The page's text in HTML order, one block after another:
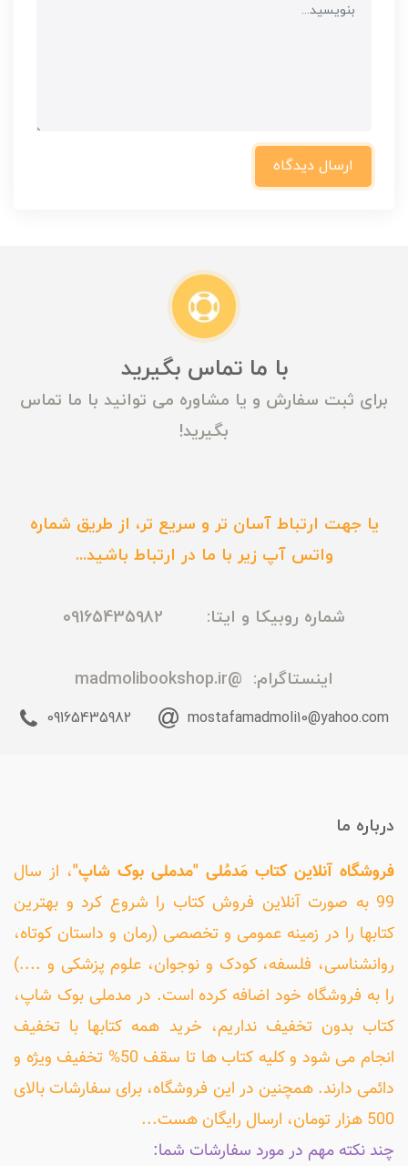
ارسال دیدگاه
با ما تماس بگیرید
برای ثبت سفارش و یا مشاوره می توانید با ما تماس
بگیرید!
یا جهت ارتباط آسان تر و سریع تر، از طریق شماره
واتس آپ زیر با ما در ارتباط باشید...
شماره روبیکا و ایتا: 09165435982
اینستاگرام: @madmolibookshop.ir
mostafamadmoli10@yahoo.com
09165435982
درباره ما
فروشگاه آنلاین کتاب مَدمُلی "مدملی بوک شاپ"، از سال
99 به صورت آنلاین فروش کتاب را شروع کرد و بهترین
کتابها را در زمینه عمومی و تخصصی (رمان و داستان کوتاه،
روانشناسی، فلسفه، کودک و نوجوان، علوم پزشکی و ....)
را به فروشگاه خود اضافه کرده است. در مدملی بوک شاپ،
کتاب بدون تخفیف نداریم، خرید همه کتابها با تخفیف
انجام می شود و کلیه کتاب ها تا سقف 50% تخفیف ویژه و
دائمی دارند. همچنین در این فروشگاه، برای سفارشات بالای
500 هزار تومان، ارسال رایگان هست...
چند نکته مهم در مورد سفارشات شما: